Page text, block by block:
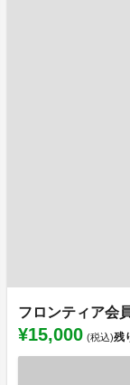
フロンティア会
¥15,000 (税込)残